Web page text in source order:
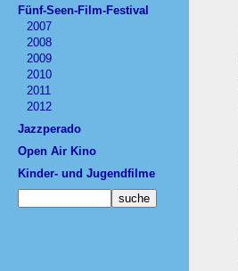
Fünf-Seen-Film-Festival
2007
2008
2009
2010
2011
2012
Jazzperado
Open Air Kino
Kinder- und Jugendfilme